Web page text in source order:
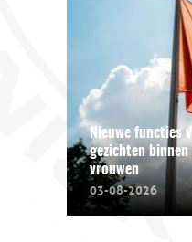
Nieuwe functies
gezichten
vrouwen
03-08-2026